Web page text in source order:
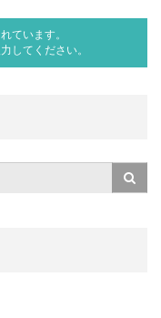
ています。
してください。